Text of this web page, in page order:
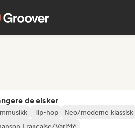
de elsker
Hip-hop Neo/moderne klassisk
Française/Variété